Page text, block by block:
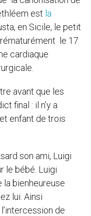
est la
en Sicile, le petit
le 17
cardiaque
avant que les
final : il n’y a
enfant de trois
son ami, Luigi
le bébé. Luigi
la bienheureuse
lui. Ainsi
de